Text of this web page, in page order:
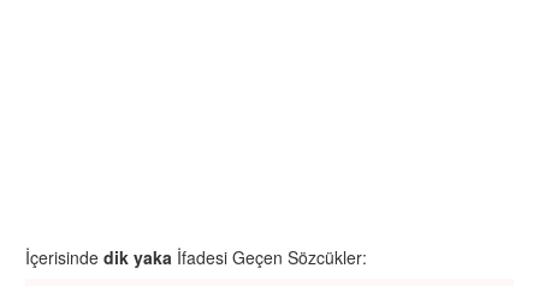
İçerisinde dik yaka İfadesi Geçen Sözcükler: